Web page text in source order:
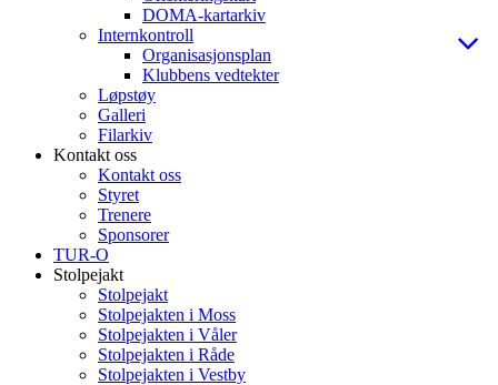
DOMA-kartarkiv
Internkontroll
Organisasjonsplan
Klubbens vedtekter
Løpstøy
Galleri
Filarkiv
Kontakt oss
Kontakt oss
Styret
Trenere
Sponsorer
TUR-O
Stolpejakt
Stolpejakt
Stolpejakten i Moss
Stolpejakten i Våler
Stolpejakten i Råde
Stolpejakten i Vestby